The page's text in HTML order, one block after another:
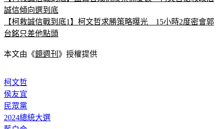
誠信傾向選到底
【柯救誠信戰到底1】柯文哲求勝策略曝光　15小時2度密會郭
台銘只差他點頭
本文由《鏡週刊 》授權提供
柯文哲
侯友宜
民眾黨
2024總統大選